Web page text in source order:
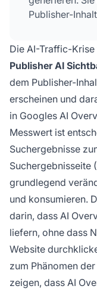
Publisher-
Sichtbarkeit zu
Die AI-Traffic-
Publisher AI
dem Publisher-
erscheinen und
in Googles AI
Messwert ist
Suchergebnisse
Suchergebnisseite
grundlegend
und konsumieren.
darin, dass AI
liefern, ohne dass
Website
zum Phänomen
zeigen, dass AI